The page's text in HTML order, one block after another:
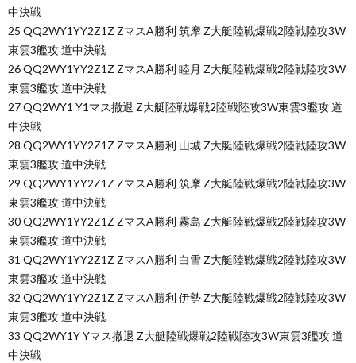
中決戦
25 QQ2WY1YY2Z1Z ZマスA勝利 筑摩 Z大艇陸戦爆戦2陸戦陸攻3W
東雲3艦攻 道中決戦
26 QQ2WY1YY2Z1Z ZマスA勝利 睦月 Z大艇陸戦爆戦2陸戦陸攻3W
東雲3艦攻 道中決戦
27 QQ2WY1 Y1マス撤退 Z大艇陸戦爆戦2陸戦陸攻3W東雲3艦攻 道
中決戦
28 QQ2WY1YY2Z1Z ZマスA勝利 山城 Z大艇陸戦爆戦2陸戦陸攻3W
東雲3艦攻 道中決戦
29 QQ2WY1YY2Z1Z ZマスA勝利 筑摩 Z大艇陸戦爆戦2陸戦陸攻3W
東雲3艦攻 道中決戦
30 QQ2WY1YY2Z1Z ZマスA勝利 霧島 Z大艇陸戦爆戦2陸戦陸攻3W
東雲3艦攻 道中決戦
31 QQ2WY1YY2Z1Z ZマスA勝利 白雪 Z大艇陸戦爆戦2陸戦陸攻3W
東雲3艦攻 道中決戦
32 QQ2WY1YY2Z1Z ZマスA勝利 伊勢 Z大艇陸戦爆戦2陸戦陸攻3W
東雲3艦攻 道中決戦
33 QQ2WY1Y Yマス撤退 Z大艇陸戦爆戦2陸戦陸攻3W東雲3艦攻 道
中決戦